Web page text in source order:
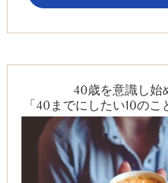
40歳を意識し始
「40までにしたい10の